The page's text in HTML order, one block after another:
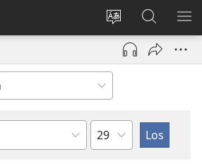
Websitesprache
ändern
Anmelden
(öffnet
neues
Fenster)
Suche
Kapitel